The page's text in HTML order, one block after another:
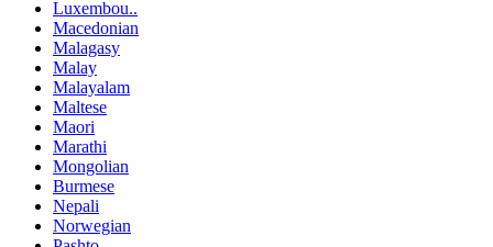
Luxembou..
Macedonian
Malagasy
Malay
Malayalam
Maltese
Maori
Marathi
Mongolian
Burmese
Nepali
Norwegian